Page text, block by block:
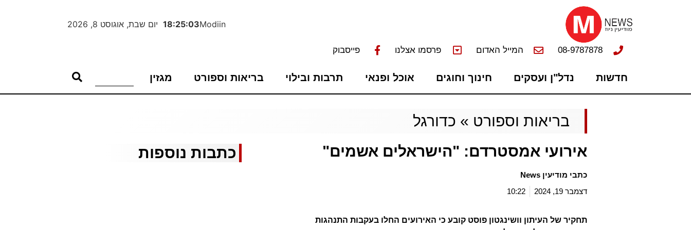
Modiin
18:25:04 יום שבת, אוגוסט 8, 2026
08-9787878 המייל האדום פרסמו אצלנו פייסבוק
חדשות נדל"ן ועסקים חינוך וחוגים אוכל ופנאי תרבות ובילוי בריאות וספורט מגזין
בריאות וספורט » כדורגל
אירועי אמסטרדם: "הישראלים אשמים"
כתבי מודיעין News
דצמבר 19, 2024
10:22
תחקיר של העיתון וושינגטון פוסט קובע כי האירועים החלו בעקבות התנהגות
כתבות נוספות